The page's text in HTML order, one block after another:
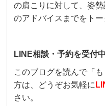
の肩こりに対して、姿
のアドバイスまでをトー
LINE相談・予約を受付中
このブログを読んで「
方は、どうぞお気軽に
さい。